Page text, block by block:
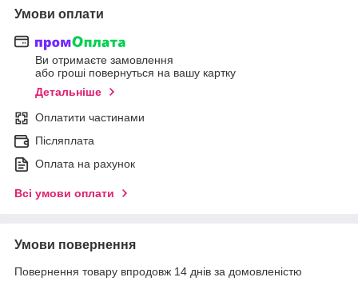
Умови оплати
Ви отримаєте замовлення
або гроші повернуться на вашу картку
Детальніше
Оплатити частинами
Післяплата
Оплата на рахунок
Всі умови оплати
Умови повернення
Повернення товару впродовж 14 днів за домовленістю